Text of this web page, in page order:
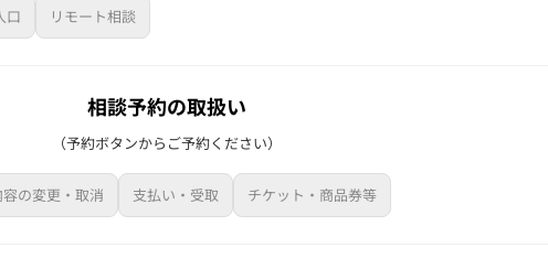
口 リモート相談
相談予約の取扱い
（予約ボタンからご予約ください）
の変更・取消 支払い・受取 チケット・商品券等